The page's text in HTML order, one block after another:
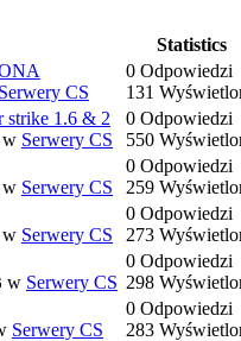
Statistics
Serwery CS
0 Odpowiedzi
131
strike 1.6 & 2
w Serwery CS
0 Odpowiedzi
550
w Serwery CS
0 Odpowiedzi
259
w Serwery CS
0 Odpowiedzi
273
w Serwery CS
0 Odpowiedzi
298
Serwery CS
0 Odpowiedzi
283